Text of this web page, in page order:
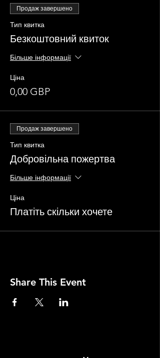
Продаж завершено
Тип квитка
Безкоштовний квиток
Більше інформації
Ціна
0,00 GBP
Продаж завершено
Тип квитка
Добровільна пожертва
Більше інформації
Ціна
Платіть скільки хочете
Share This Event